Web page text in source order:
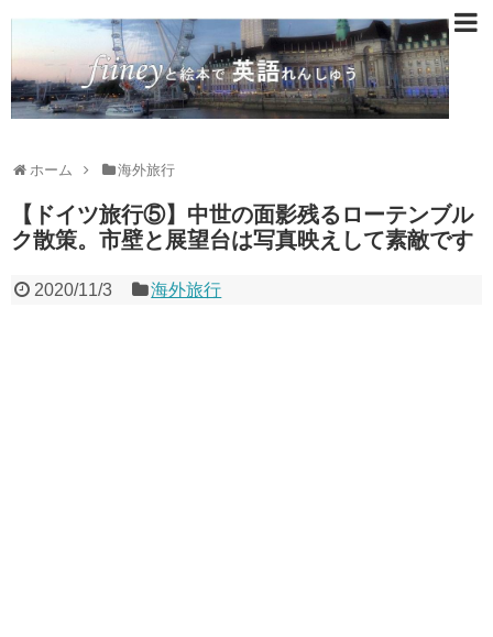
ホーム 海外旅行
【ドイツ旅行⑤】中世の面影残るローテンブル
ク散策。市壁と展望台は写真映えして素敵です
2020/11/3 海外旅行